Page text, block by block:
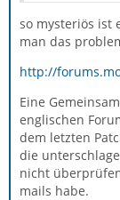
so mysteriös ist
man das
http://
Eine
englischen
dem letzten
die
nicht
mails habe.